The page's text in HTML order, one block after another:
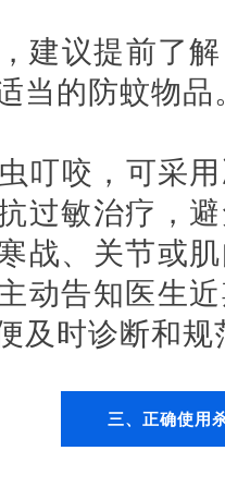
建议提前了
当的防蚊物品
叮咬，可采
过敏治疗，
战、关节或
动告知医生
及时诊断和规
三、正确使用